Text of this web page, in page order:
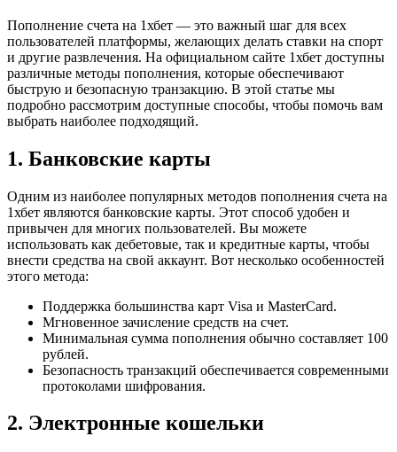
Пополнение счета на 1хбет — это важный шаг для всех
пользователей платформы, желающих делать ставки на спорт
и другие развлечения. На официальном сайте 1хбет доступны
различные методы пополнения, которые обеспечивают
быструю и безопасную транзакцию. В этой статье мы
подробно рассмотрим доступные способы, чтобы помочь вам
выбрать наиболее подходящий.
1. Банковские карты
Одним из наиболее популярных методов пополнения счета на
1хбет являются банковские карты. Этот способ удобен и
привычен для многих пользователей. Вы можете
использовать как дебетовые, так и кредитные карты, чтобы
внести средства на свой аккаунт. Вот несколько особенностей
этого метода:
Поддержка большинства карт Visa и MasterCard.
Мгновенное зачисление средств на счет.
Минимальная сумма пополнения обычно составляет 100
рублей.
Безопасность транзакций обеспечивается современными
протоколами шифрования.
2. Электронные кошельки